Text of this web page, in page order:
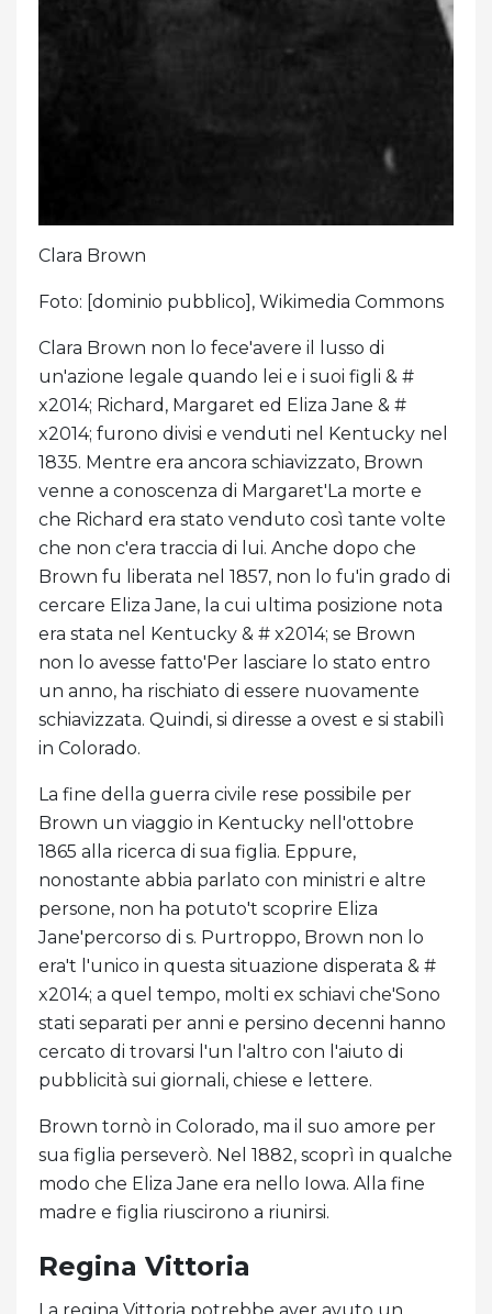
Clara Brown
Foto: [dominio pubblico], Wikimedia Commons
Clara Brown non lo fece'avere il lusso di
un'azione legale quando lei e i suoi figli & #
x2014; Richard, Margaret ed Eliza Jane & #
x2014; furono divisi e venduti nel Kentucky nel
1835. Mentre era ancora schiavizzato, Brown
venne a conoscenza di Margaret'La morte e
che Richard era stato venduto così tante volte
che non c'era traccia di lui. Anche dopo che
Brown fu liberata nel 1857, non lo fu'in grado di
cercare Eliza Jane, la cui ultima posizione nota
era stata nel Kentucky & # x2014; se Brown
non lo avesse fatto'Per lasciare lo stato entro
un anno, ha rischiato di essere nuovamente
schiavizzata. Quindi, si diresse a ovest e si stabilì
in Colorado.
La fine della guerra civile rese possibile per
Brown un viaggio in Kentucky nell'ottobre
1865 alla ricerca di sua figlia. Eppure,
nonostante abbia parlato con ministri e altre
persone, non ha potuto't scoprire Eliza
Jane'percorso di s. Purtroppo, Brown non lo
era't l'unico in questa situazione disperata & #
x2014; a quel tempo, molti ex schiavi che'Sono
stati separati per anni e persino decenni hanno
cercato di trovarsi l'un l'altro con l'aiuto di
pubblicità sui giornali, chiese e lettere.
Brown tornò in Colorado, ma il suo amore per
sua figlia perseverò. Nel 1882, scoprì in qualche
modo che Eliza Jane era nello Iowa. Alla fine
madre e figlia riuscirono a riunirsi.
Regina Vittoria